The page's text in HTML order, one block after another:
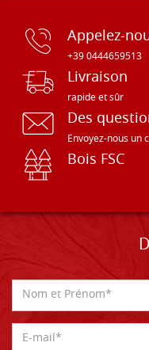
Appelez-
+39 0444659513
Livraison
rapide et sûr
Des
Envoyez-nous un
Bois FSC